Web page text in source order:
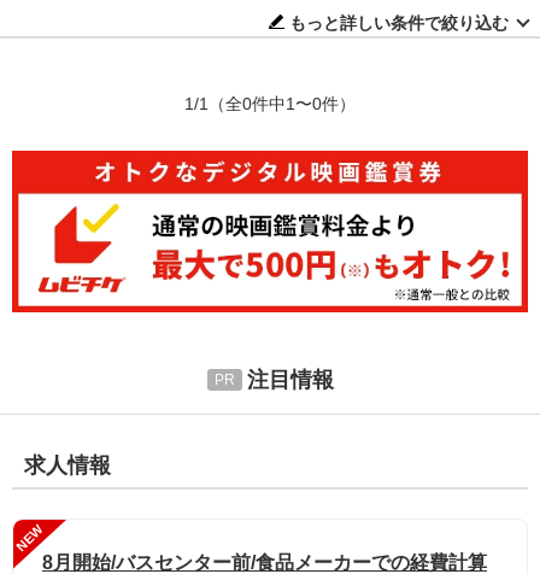
もっと詳しい条件で絞り込む
1/1 （全0件中1〜0件）
注目情報
求人情報
NEW
8月開始/バスセンター前/食品メーカーでの経費計算